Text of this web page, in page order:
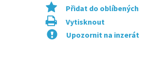
Přidat do oblíbených
Vytisknout
Upozornit na inzerát